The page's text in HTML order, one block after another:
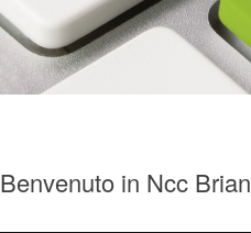
Benvenuto in Ncc